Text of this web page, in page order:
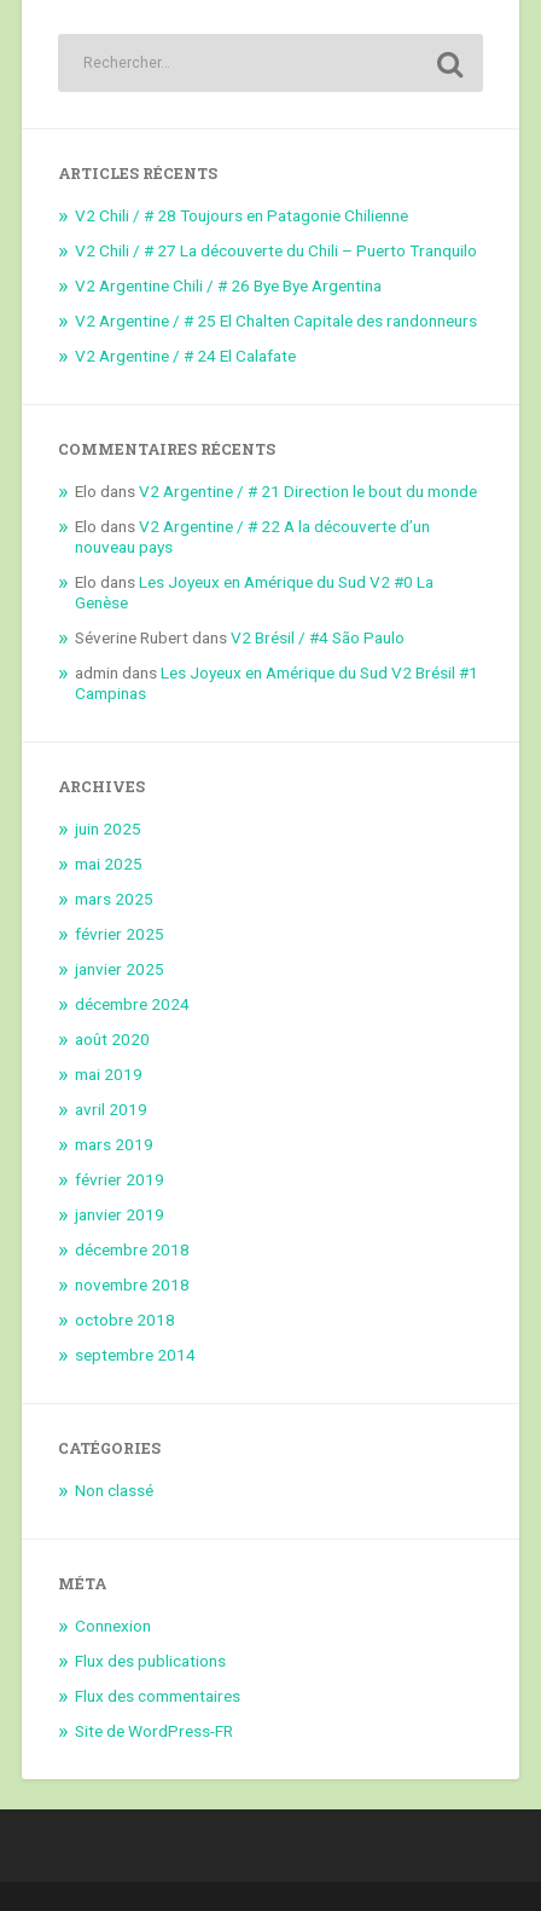
ARTICLES RÉCENTS
V2 Chili / # 28 Toujours en Patagonie Chilienne
V2 Chili / # 27 La découverte du Chili – Puerto Tranquilo
V2 Argentine Chili / # 26 Bye Bye Argentina
V2 Argentine / # 25 El Chalten Capitale des randonneurs
V2 Argentine / # 24 El Calafate
COMMENTAIRES RÉCENTS
Elo dansV2 Argentine / # 21 Direction le bout du monde
Elo dansV2 Argentine / # 22 A la découverte d’un
nouveau pays
Elo dansLes Joyeux en Amérique du Sud V2 #0 La
Genèse
Séverine RubertdansV2 Brésil / #4 São Paulo
admin dansLes Joyeux en Amérique du Sud V2 Brésil #1
Campinas
ARCHIVES
juin 2025
mai 2025
mars 2025
février 2025
janvier 2025
décembre 2024
août 2020
mai 2019
avril 2019
mars 2019
février 2019
janvier 2019
décembre 2018
novembre 2018
octobre 2018
septembre 2014
CATÉGORIES
Non classé
MÉTA
Connexion
Flux des publications
Flux des commentaires
Site de WordPress-FR